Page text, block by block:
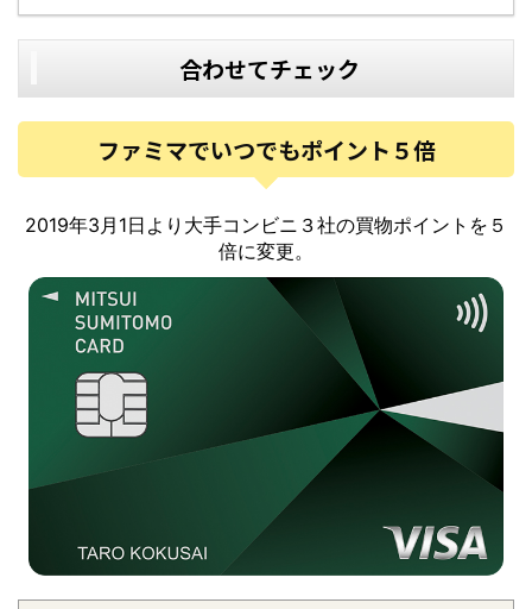
合わせてチェック
ファミマでいつでもポイント５倍
2019年3月1日より大手コンビニ３社の買物ポイントを５
倍に変更。